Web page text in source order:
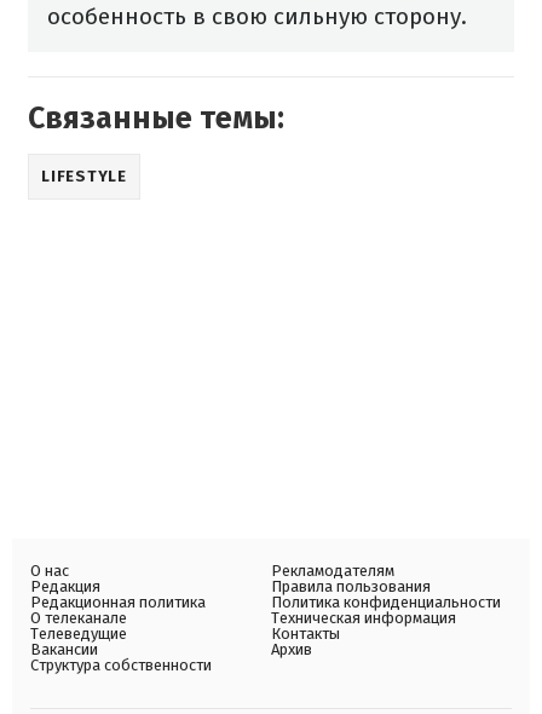
особенность в свою сильную сторону.
Связанные темы:
LIFESTYLE
О нас
Редакция
Редакционная политика
О телеканале
Телеведущие
Вакансии
Структура собственности
Рекламодателям
Правила пользования
Политика конфиденциальности
Техническая информация
Контакты
Архив